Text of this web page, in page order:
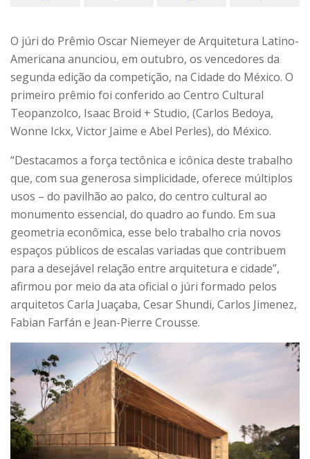
O júri do Prêmio Oscar Niemeyer de Arquitetura Latino-
Americana anunciou, em outubro, os vencedores da
segunda edição da competição, na Cidade do México. O
primeiro prêmio foi conferido ao Centro Cultural
Teopanzolco, Isaac Broid + Studio, (Carlos Bedoya,
Wonne Ickx, Victor Jaime e Abel Perles), do México.
“Destacamos a força tectônica e icônica deste trabalho
que, com sua generosa simplicidade, oferece múltiplos
usos – do pavilhão ao palco, do centro cultural ao
monumento essencial, do quadro ao fundo. Em sua
geometria econômica, esse belo trabalho cria novos
espaços públicos de escalas variadas que contribuem
para a desejável relação entre arquitetura e cidade”,
afirmou por meio da ata oficial o júri formado pelos
arquitetos Carla Juaçaba, Cesar Shundi, Carlos Jimenez,
Fabian Farfán e Jean-Pierre Crousse.